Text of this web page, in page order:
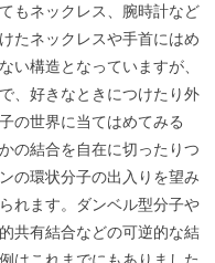
もネックレス、腕時計など
たネックレスや手首にはめ
い構造となっていますが、
、好きなときにつけたり外
の世界に当てはめてみる
の結合を自在に切ったりつ
の環状分子の出入りを望み
れます。ダンベル型分子や
共有結合などの可逆的な結